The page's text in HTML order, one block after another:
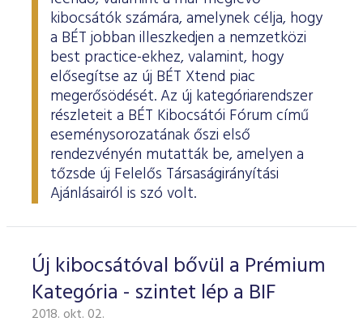
kibocsátók számára, amelynek célja, hogy
a BÉT jobban illeszkedjen a nemzetközi
best practice-ekhez, valamint, hogy
elősegítse az új BÉT Xtend piac
megerősödését. Az új kategóriarendszer
részleteit a BÉT Kibocsátói Fórum című
eseménysorozatának őszi első
rendezvényén mutatták be, amelyen a
tőzsde új Felelős Társaságirányítási
Ajánlásairól is szó volt.
Új kibocsátóval bővül a Prémium
Kategória - szintet lép a BIF
2018. okt. 02.